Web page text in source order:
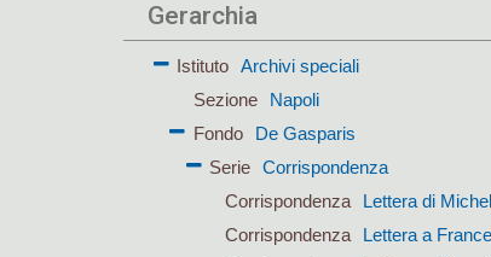
Gerarchia
Istituto
Archivi speciali
Sezione
Napoli
Fondo
De Gasparis
Serie Corrispondenza
Corrispondenza
Lettera di
Corrispondenza
Lettera a